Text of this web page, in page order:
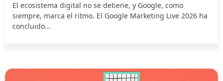
El ecosistema digital no se detiene, y Google, como
siempre, marca el ritmo. El Google Marketing Live 2026 ha
concluido...